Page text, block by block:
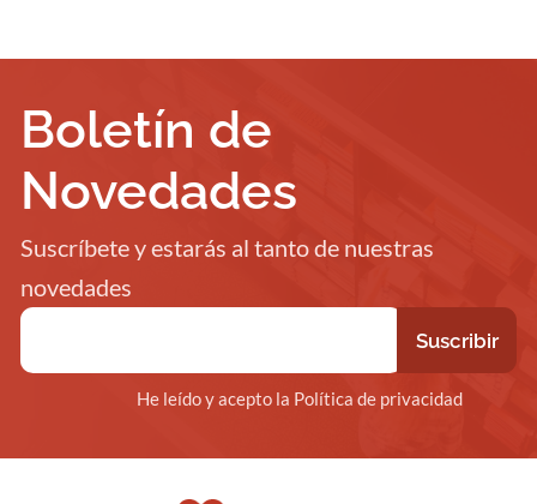
Boletín de
Novedades
Suscríbete y estarás al tanto de nuestras
novedades
He leído y acepto la Política de privacidad